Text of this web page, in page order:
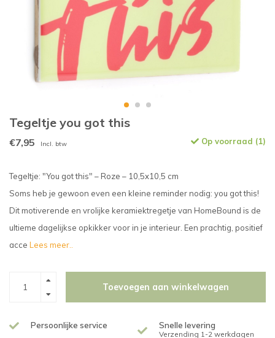
Tegeltje you got this
€7,95 Incl. btw Op voorraad (1)
Tegeltje: "You got this" – Roze – 10,5x10,5 cm
Soms heb je gewoon even een kleine reminder nodig: you got this!
Dit motiverende en vrolijke keramiektregetje van HomeBound is de
ultieme dagelijkse opkikker voor in je interieur. Een prachtig, positief
acce Lees meer..
Toevoegen aan winkelwagen
Persoonlijke service Snelle levering
Verzending 1-2 werkdagen